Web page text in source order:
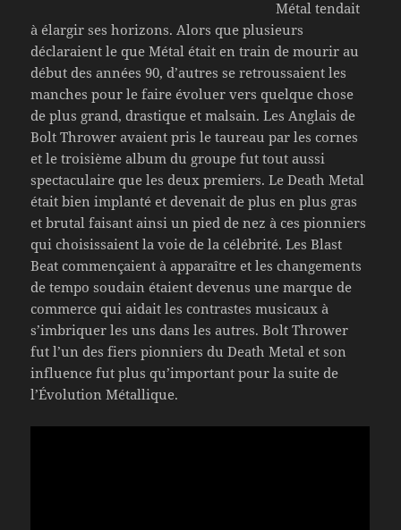
Métal tendait
à élargir ses horizons. Alors que plusieurs
déclaraient le que Métal était en train de mourir au
début des années 90, d’autres se retroussaient les
manches pour le faire évoluer vers quelque chose
de plus grand, drastique et malsain. Les Anglais de
Bolt Thrower avaient pris le taureau par les cornes
et le troisième album du groupe fut tout aussi
spectaculaire que les deux premiers. Le Death Metal
était bien implanté et devenait de plus en plus gras
et brutal faisant ainsi un pied de nez à ces pionniers
qui choisissaient la voie de la célébrité. Les Blast
Beat commençaient à apparaître et les changements
de tempo soudain étaient devenus une marque de
commerce qui aidait les contrastes musicaux à
s’imbriquer les uns dans les autres. Bolt Thrower
fut l’un des fiers pionniers du Death Metal et son
influence fut plus qu’important pour la suite de
l’Évolution Métallique.